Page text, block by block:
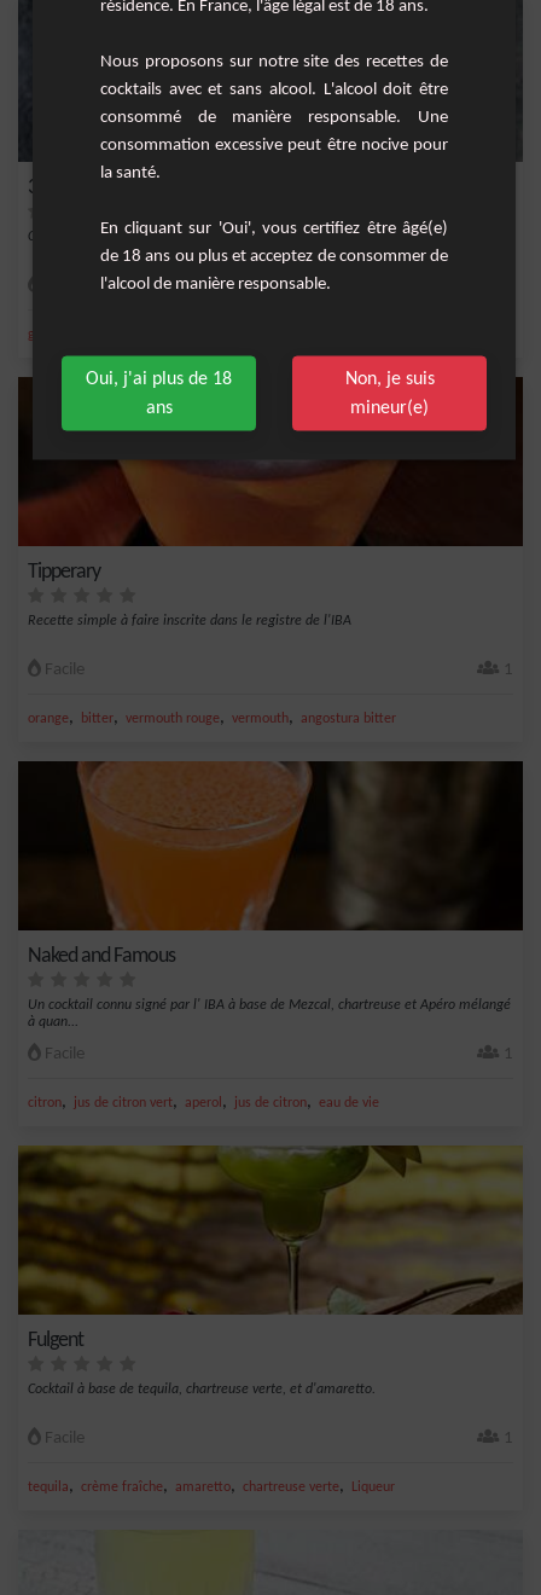
3/3
Cocktail à base de gin, chartreuse verte et marasquin.
gin
Tipperary
Recette simple à faire inscrite dans le registre de l'IBA
Facile 1
orange, bitter, vermouth rouge, vermouth, angostura bitter
Naked and Famous
Un cocktail connu signé par l' IBA à base de Mezcal, chartreuse et Apéro mélangé
à quan...
Facile 1
citron, jus de citron vert, aperol , jus de citron, eau de vie
Fulgent
Cocktail à base de tequila, chartreuse verte, et d'amaretto.
Facile 1
tequila, crème fraîche, amaretto, chartreuse verte, Liqueur
résidence. En France, l'âge légal est de 18 ans.
Nous proposons sur notre site des recettes de
cocktails avec et sans alcool. L'alcool doit être
consommé de manière responsable. Une
consommation excessive peut être nocive pour
la santé.
En cliquant sur 'Oui', vous certifiez être âgé(e)
de 18 ans ou plus et acceptez de consommer de
l'alcool de manière responsable.
Oui, j'ai plus de 18
ans
Non, je suis
mineur(e)